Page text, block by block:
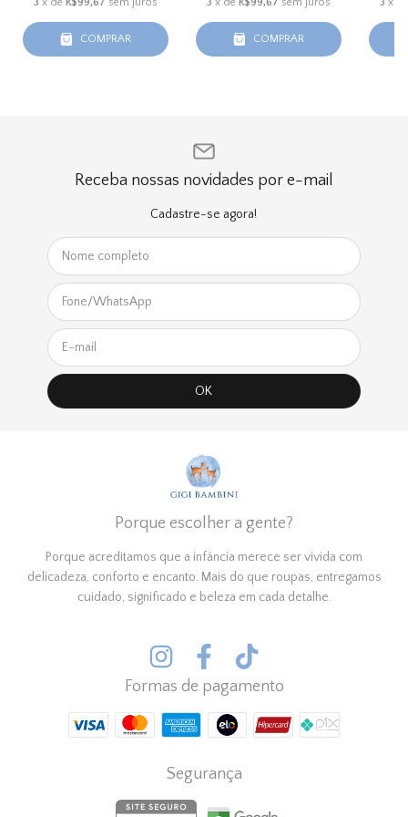
3 x de R$99,67 sem juros
COMPRAR
3 x de R$99,67 sem juros
COMPRAR
3 x
Receba nossas novidades por e-mail
Cadastre-se agora!
Porque escolher a gente?
Porque acreditamos que a infância merece ser vivida com
delicadeza, conforto e encanto. Mais do que roupas, entregamos
cuidado, significado e beleza em cada detalhe.
Formas de pagamento
Segurança